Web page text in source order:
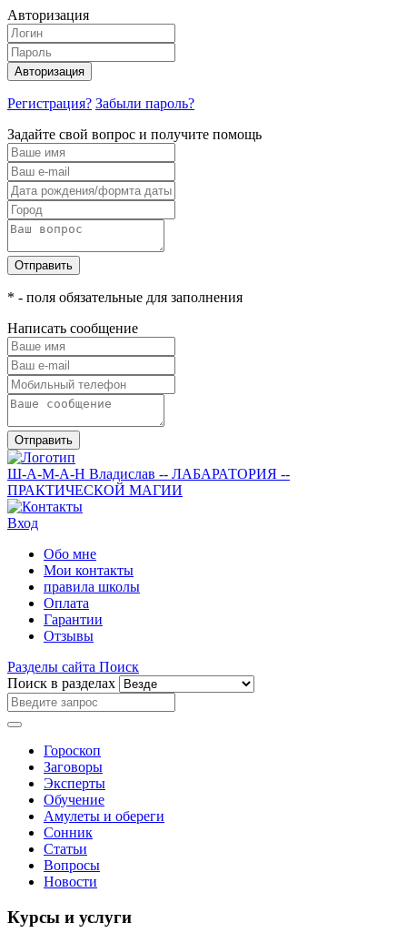
Авторизация
Авторизация
Регистрация? Забыли пароль?
Задайте свой вопрос и получите помощь
Отправить
* - поля обязательные для заполнения
Написать сообщение
Отправить
Ш-А-М-А-Н Владислав -- ЛАБАРАТОРИЯ --
ПРАКТИЧЕСКОЙ МАГИИ
Вход
Обо мне
Мои контакты
правила школы
Оплата
Гарантии
Отзывы
Разделы сайта Поиск
Поиск в разделах
Гороскоп
Заговоры
Эксперты
Обучение
Амулеты и обереги
Сонник
Статьи
Вопросы
Новости
Курсы и услуги